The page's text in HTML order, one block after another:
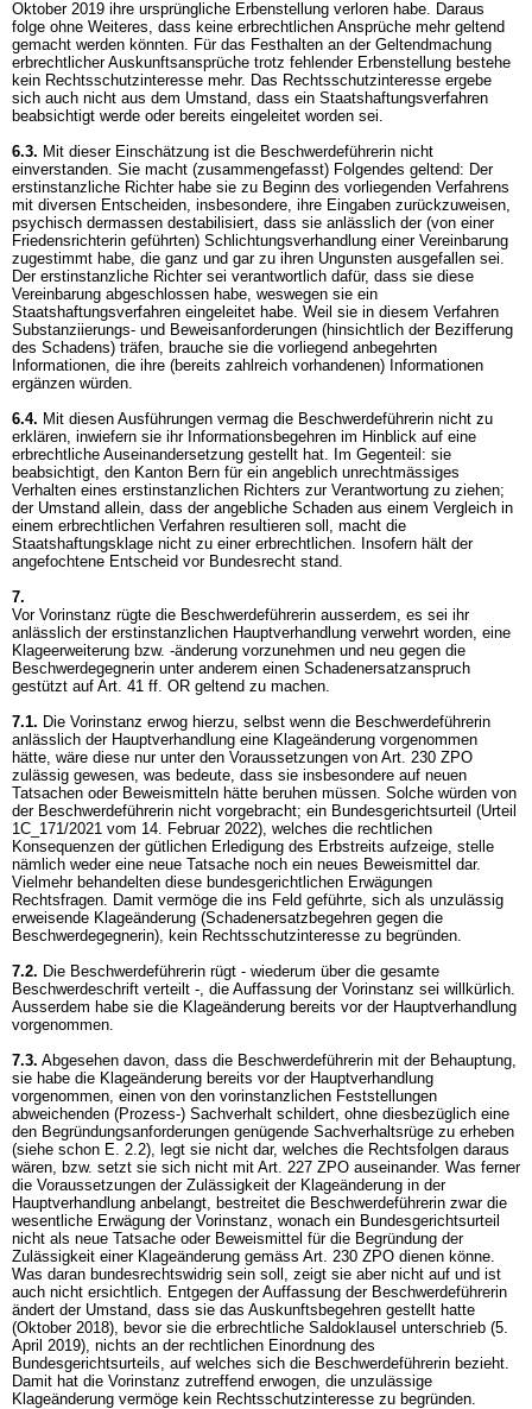
Oktober 2019 ihre ursprüngliche Erbenstellung verloren habe. Daraus
folge ohne Weiteres, dass keine erbrechtlichen Ansprüche mehr geltend
gemacht werden könnten. Für das Festhalten an der Geltendmachung
erbrechtlicher Auskunftsansprüche trotz fehlender Erbenstellung bestehe
kein Rechtsschutzinteresse mehr. Das Rechtsschutzinteresse ergebe
sich auch nicht aus dem Umstand, dass ein Staatshaftungsverfahren
beabsichtigt werde oder bereits eingeleitet worden sei.
6.3. Mit dieser Einschätzung ist die Beschwerdeführerin nicht
einverstanden. Sie macht (zusammengefasst) Folgendes geltend: Der
erstinstanzliche Richter habe sie zu Beginn des vorliegenden Verfahrens
mit diversen Entscheiden, insbesondere, ihre Eingaben zurückzuweisen,
psychisch dermassen destabilisiert, dass sie anlässlich der (von einer
Friedensrichterin geführten) Schlichtungsverhandlung einer Vereinbarung
zugestimmt habe, die ganz und gar zu ihren Ungunsten ausgefallen sei.
Der erstinstanzliche Richter sei verantwortlich dafür, dass sie diese
Vereinbarung abgeschlossen habe, weswegen sie ein
Staatshaftungsverfahren eingeleitet habe. Weil sie in diesem Verfahren
Substanziierungs- und Beweisanforderungen (hinsichtlich der Bezifferung
des Schadens) träfen, brauche sie die vorliegend anbegehrten
Informationen, die ihre (bereits zahlreich vorhandenen) Informationen
ergänzen würden.
6.4. Mit diesen Ausführungen vermag die Beschwerdeführerin nicht zu
erklären, inwiefern sie ihr Informationsbegehren im Hinblick auf eine
erbrechtliche Auseinandersetzung gestellt hat. Im Gegenteil: sie
beabsichtigt, den Kanton Bern für ein angeblich unrechtmässiges
Verhalten eines erstinstanzlichen Richters zur Verantwortung zu ziehen;
der Umstand allein, dass der angebliche Schaden aus einem Vergleich in
einem erbrechtlichen Verfahren resultieren soll, macht die
Staatshaftungsklage nicht zu einer erbrechtlichen. Insofern hält der
angefochtene Entscheid vor Bundesrecht stand.
7.
Vor Vorinstanz rügte die Beschwerdeführerin ausserdem, es sei ihr
anlässlich der erstinstanzlichen Hauptverhandlung verwehrt worden, eine
Klageerweiterung bzw. -änderung vorzunehmen und neu gegen die
Beschwerdegegnerin unter anderem einen Schadenersatzanspruch
gestützt auf Art. 41 ff. OR geltend zu machen.
7.1. Die Vorinstanz erwog hierzu, selbst wenn die Beschwerdeführerin
anlässlich der Hauptverhandlung eine Klageänderung vorgenommen
hätte, wäre diese nur unter den Voraussetzungen von Art. 230 ZPO
zulässig gewesen, was bedeute, dass sie insbesondere auf neuen
Tatsachen oder Beweismitteln hätte beruhen müssen. Solche würden von
der Beschwerdeführerin nicht vorgebracht; ein Bundesgerichtsurteil (Urteil
1C_171/2021 vom 14. Februar 2022), welches die rechtlichen
Konsequenzen der gütlichen Erledigung des Erbstreits aufzeige, stelle
nämlich weder eine neue Tatsache noch ein neues Beweismittel dar.
Vielmehr behandelten diese bundesgerichtlichen Erwägungen
Rechtsfragen. Damit vermöge die ins Feld geführte, sich als unzulässig
erweisende Klageänderung (Schadenersatzbegehren gegen die
Beschwerdegegnerin), kein Rechtsschutzinteresse zu begründen.
7.2. Die Beschwerdeführerin rügt - wiederum über die gesamte
Beschwerdeschrift verteilt -, die Auffassung der Vorinstanz sei willkürlich.
Ausserdem habe sie die Klageänderung bereits vor der Hauptverhandlung
vorgenommen.
7.3. Abgesehen davon, dass die Beschwerdeführerin mit der Behauptung,
sie habe die Klageänderung bereits vor der Hauptverhandlung
vorgenommen, einen von den vorinstanzlichen Feststellungen
abweichenden (Prozess-) Sachverhalt schildert, ohne diesbezüglich eine
den Begründungsanforderungen genügende Sachverhaltsrüge zu erheben
(siehe schon E. 2.2), legt sie nicht dar, welches die Rechtsfolgen daraus
wären, bzw. setzt sie sich nicht mit Art. 227 ZPO auseinander. Was ferner
die Voraussetzungen der Zulässigkeit der Klageänderung in der
Hauptverhandlung anbelangt, bestreitet die Beschwerdeführerin zwar die
wesentliche Erwägung der Vorinstanz, wonach ein Bundesgerichtsurteil
nicht als neue Tatsache oder Beweismittel für die Begründung der
Zulässigkeit einer Klageänderung gemäss Art. 230 ZPO dienen könne.
Was daran bundesrechtswidrig sein soll, zeigt sie aber nicht auf und ist
auch nicht ersichtlich. Entgegen der Auffassung der Beschwerdeführerin
ändert der Umstand, dass sie das Auskunftsbegehren gestellt hatte
(Oktober 2018), bevor sie die erbrechtliche Saldoklausel unterschrieb (5.
April 2019), nichts an der rechtlichen Einordnung des
Bundesgerichtsurteils, auf welches sich die Beschwerdeführerin bezieht.
Damit hat die Vorinstanz zutreffend erwogen, die unzulässige
Klageänderung vermöge kein Rechtsschutzinteresse zu begründen.